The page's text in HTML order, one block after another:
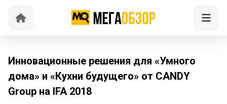
Инновационные решения для «Умного
дома» и «Кухни будущего» от CANDY
Group на IFA 2018